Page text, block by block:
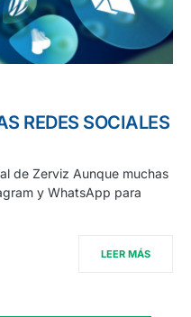
REDES SOCIALES
de Zerviz Aunque muchas
y WhatsApp para
LEER MÁS